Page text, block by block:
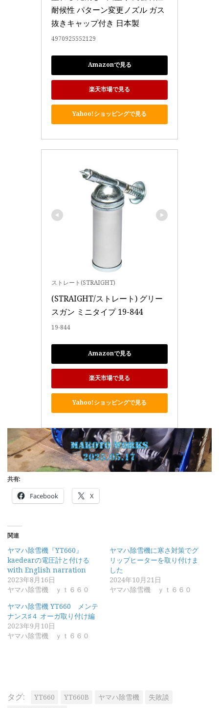
耐候性 パターン変更ノズル ガス
抜きキャップ付き 日本製
4970925552129
Amazonで見る
楽天市場で見る
Yahoo!ショッピングで見る
ストレート(STRAIGHT)
(STRAIGHT/ストレート) グリー
スガン ミニタイプ 19-844
19-844
Amazonで見る
楽天市場で見る
Yahoo!ショッピングで見る
共有:
Facebook X
関連
ヤマハ除雪機『YT660』
kaedearの電圧計と付ける
with English narration
2023年8月16日
ヤマハ除雪機 ｙｔ６６０
ヤマハ除雪機に寒さ対策でグ
リップヒーターを取り付けま
した
2024年10月21日
ヤマハ除雪機 ｙｔ６６０
ヤマハ除雪機 YT660 メンテ
ナンス♯４ オーガ取り付け編
2023年9月10日
ヤマハ除雪機 ｙｔ６６０
タグ: YT660 YT660B ヤマハ除雪機
失敗談